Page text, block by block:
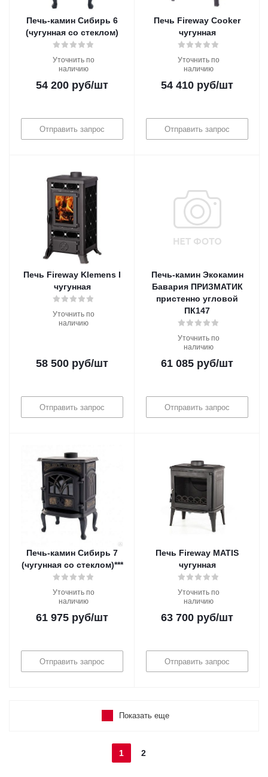
Печь-камин Сибирь 6
(чугунная со стеклом)
Уточнить по
наличию
54 200 руб/шт
Отправить запрос
Печь Fireway Cooker
чугунная
Уточнить по
наличию
54 410 руб/шт
Отправить запрос
Печь Fireway Klemens I
чугунная
Уточнить по
наличию
58 500 руб/шт
Отправить запрос
Печь-камин Экокамин
Бавария ПРИЗМАТИК
пристенно угловой
ПК147
Уточнить по
наличию
61 085 руб/шт
Отправить запрос
Печь-камин Сибирь 7
(чугунная со стеклом)***
Уточнить по
наличию
61 975 руб/шт
Отправить запрос
Печь Fireway MATIS
чугунная
Уточнить по
наличию
63 700 руб/шт
Отправить запрос
Показать еще
1 2